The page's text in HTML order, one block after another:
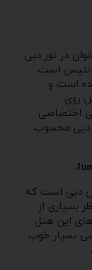
که می‌توان در تور دبی
است.
است و
روی
اختصاصی
دبی محسوب
۵ ستاره و لوکس دبی است که
بسیاری از
این هتل
بسیار خوب